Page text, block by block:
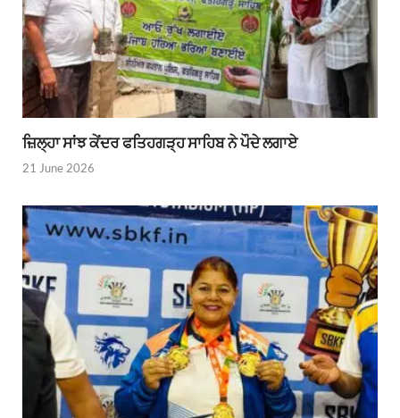
ਜ਼ਿਲ੍ਹਾ ਸਾਂਝ ਕੇਂਦਰ ਫਤਿਹਗੜ੍ਹ ਸਾਹਿਬ ਨੇ ਪੌਦੇ ਲਗਾਏ
21 June 2026